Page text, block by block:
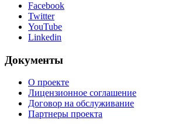
Facebook
Twitter
YouTube
Linkedin
Документы
О проекте
Лицензионное соглашение
Договор на обслуживание
Партнеры проекта